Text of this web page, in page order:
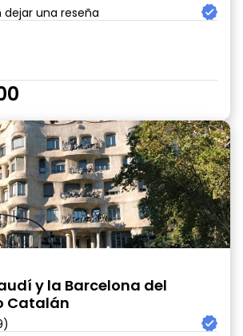
dejar una reseña
y la Barcelona del
Catalán